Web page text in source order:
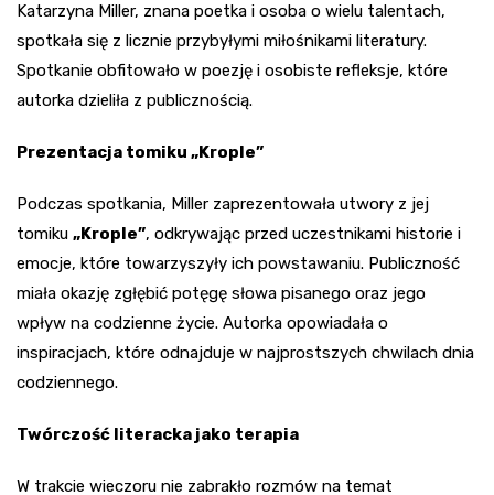
Katarzyna Miller, znana poetka i osoba o wielu talentach,
spotkała się z licznie przybyłymi miłośnikami literatury.
Spotkanie obfitowało w poezję i osobiste refleksje, które
autorka dzieliła z publicznością.
Prezentacja tomiku „Krople”
Podczas spotkania, Miller zaprezentowała utwory z jej
tomiku „Krople”, odkrywając przed uczestnikami historie i
emocje, które towarzyszyły ich powstawaniu. Publiczność
miała okazję zgłębić potęgę słowa pisanego oraz jego
wpływ na codzienne życie. Autorka opowiadała o
inspiracjach, które odnajduje w najprostszych chwilach dnia
codziennego.
Twórczość literacka jako terapia
W trakcie wieczoru nie zabrakło rozmów na temat